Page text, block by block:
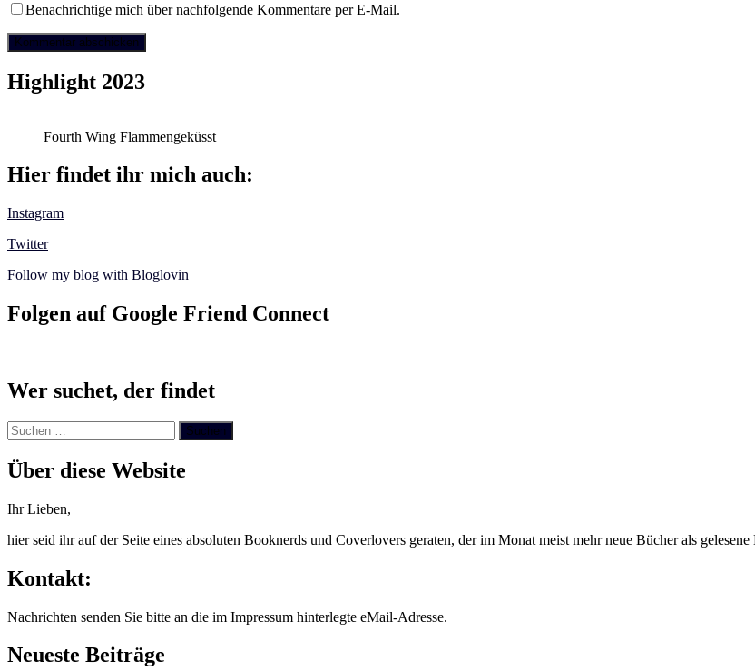
Benachrichtige mich über nachfolgende Kommentare per E-Mail.
Highlight 2023
Fourth Wing Flammengeküsst
Hier findet ihr mich auch:
Instagram
Twitter
Follow my blog with Bloglovin
Folgen auf Google Friend Connect
Wer suchet, der findet
Suchen
nach:
Über diese Website
Ihr Lieben,
hier seid ihr auf der Seite eines absoluten Booknerds und Coverlovers geraten, der im Monat meist mehr neue Bücher als
Kontakt:
Nachrichten senden Sie bitte an die im Impressum hinterlegte eMail-Adresse.
Neueste Beiträge